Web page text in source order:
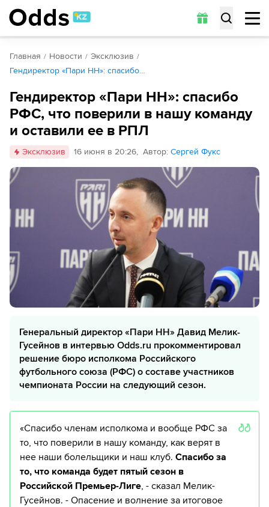
Главная Новости
Эксклюзив
Гендиректор «Пари НН»: спасибо…
Гендиректор «Пари НН»: спасибо
РФС, что поверили в нашу команду
и оставили ее в РПЛ
Эксклюзив 16 июня в 20:26, Автор: Сергей Фукс
Генеральный директор «Пари НН» Давид Мелик-
Гусейнов в интервью Odds.ru прокомментировал
решение бюро исполкома Российского
футбольного союза (РФС) о составе участников
чемпионата России на следующий сезон.
«Спасибо членам исполкома и вообще РФС за
то, что поверили в нашу команду, как верят в
нее наши болельщики и наш клуб. Спасибо за
то, что команда будет пятый сезон в
Российской Премьер-Лиге, - сказал Мелик-
Гусейнов. - Опасение и волнение за итоговое